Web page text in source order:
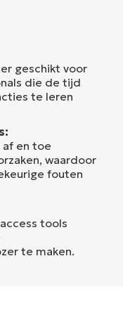
geschikt voor
die de tijd
te leren
af en toe
waardoor
fouten
tools
te maken.